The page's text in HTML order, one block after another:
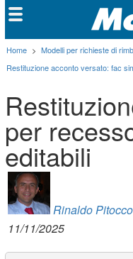
Home > Modelli per richieste di
Restituzione acconto versato: fac
per
editabili
Rinaldo Pitocco
11/11/2025